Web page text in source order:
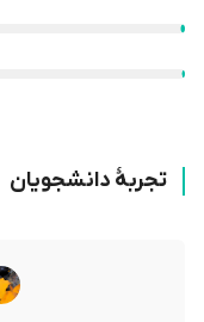
تجربۀ دانشجویان